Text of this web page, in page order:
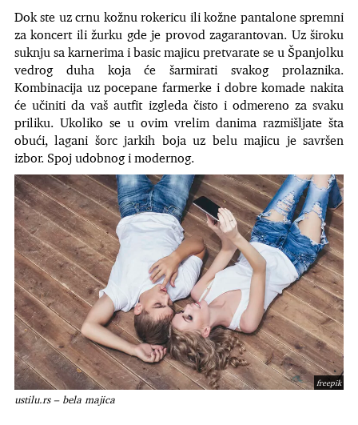
Dok ste uz crnu kožnu rokericu ili kožne pantalone spremni
za koncert ili žurku gde je provod zagarantovan. Uz široku
suknju sa karnerima i basic majicu pretvarate se u Španjolku
vedrog duha koja će šarmirati svakog prolaznika.
Kombinacija uz pocepane farmerke i dobre komade nakita
će učiniti da vaš autfit izgleda čisto i odmereno za svaku
priliku. Ukoliko se u ovim vrelim danima razmišljate šta
obući, lagani šorc jarkih boja uz belu majicu je savršen
izbor. Spoj udobnog i modernog.
ustilu.rs – bela majica
freepik